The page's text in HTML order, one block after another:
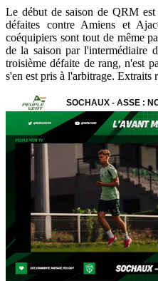
Le début de saison de QRM
défaites contre Amiens et
coéquipiers sont tout de même
de la saison par l'intermédiaire
troisième défaite de rang, n'est
s'en est pris à l'arbitrage. Extraits